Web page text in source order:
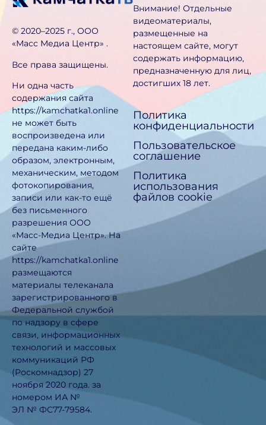
©️ 2020–2025 г., ООО
«Масс Медиа Центр» .
Все права защищены.
Ни одна часть
содержания сайта
https://kamchatka1.online
не может быть
воспроизведена или
передана каким-либо
образом, электронным,
механическим, методом
фотокопирования,
записи или как-то ещё
без письменного
разрешения ООО
«Масс-Медиа Центр». На
сайте
https://kamchatka1.online
размещаются
материалы телеканала
зарегистрированного в
Федеральной службой
по надзору в сфере
связи, информационных
технологий и массовых
коммуникаций РФ
(Роскомнадзор) 27
ноября 2020 года. за
номером ИА №
ЭЛ № ФС77-79584.
Внимание! Отдельные
видеоматериалы,
размещенные на
настоящем сайте, могут
содержать информацию,
предназначен­ную для лиц,
достигших 18 лет.
Политика
конфиденциальности
Пользовательское
соглашение
Политика
использования
файлов cookie